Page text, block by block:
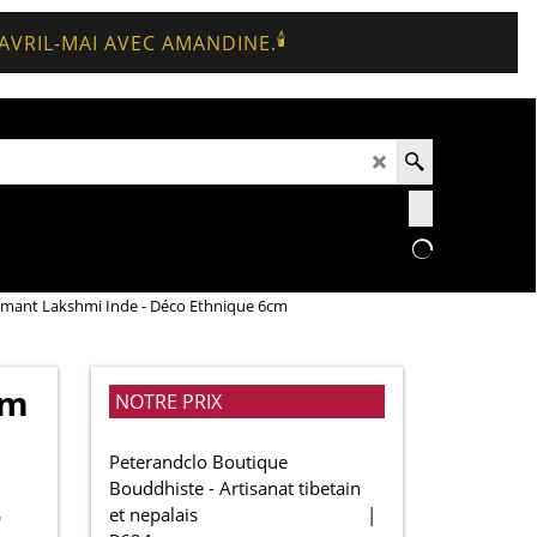
MAI AVEC AMANDINE.🕯️
Lakshmi Inde - Déco Ethnique 6cm
NOTRE PRIX
Peterandclo Boutique
Bouddhiste - Artisanat tibetain
et nepalais